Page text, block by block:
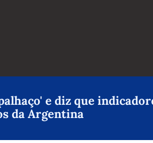
e diz que
da Argentina